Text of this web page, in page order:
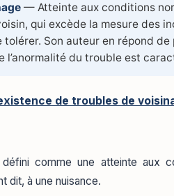
— Atteinte aux conditions
qui excède la mesure des
tolérer. Son auteur en répond
l’anormalité du trouble est
de troubles de
comme une atteinte aux
dit, à une nuisance.